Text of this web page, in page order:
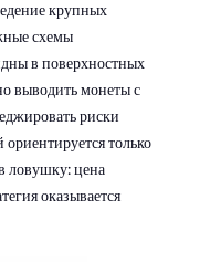
крупных
схемы
в поверхностных
выводить монеты с
риски
только
ловушку: цена
оказывается